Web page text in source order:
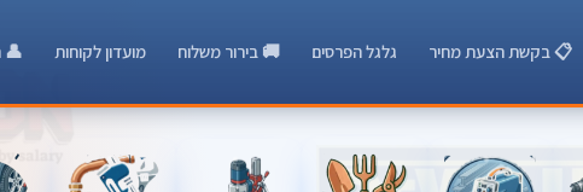
📋 בקשת הצעת מחיר גלגל הפרסים 🚚 בירור משלוח מועדון לקוחות 👤